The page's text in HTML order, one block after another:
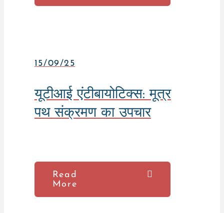
15/09/25
यूटीआई एंटीबायोटिक्स: मूत्र
पथ संक्रमण का उपचार
Read
More